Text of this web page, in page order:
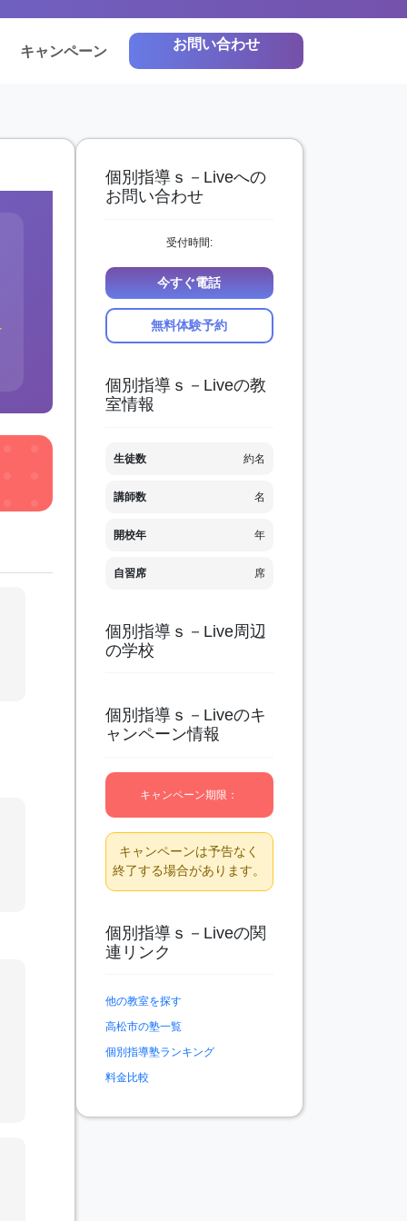
キャンペーン お問い合わせ
個別指導ｓ－Liveへの
お問い合わせ
受付時間:
今すぐ電話
無料体験予約
個別指導ｓ－Liveの教
室情報
生徒数 約名
講師数 名
開校年 年
自習席 席
個別指導ｓ－Live周辺
の学校
個別指導ｓ－Liveのキ
ャンペーン情報
キャンペーン期限：
キャンペーンは予告なく
終了する場合があります。
個別指導ｓ－Liveの関
連リンク
他の教室を探す
高松市の塾一覧
個別指導塾ランキング
料金比較